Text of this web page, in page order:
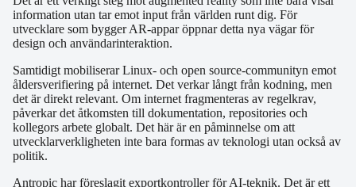
information utan tar emot input från världen runt dig. För
utvecklare som bygger AR-appar öppnar detta nya vägar för
design och användarinteraktion.
Samtidigt mobiliserar Linux- och open source-communityn emot
åldersverifiering på internet. Det verkar långt från kodning, men
det är direkt relevant. Om internet fragmenteras av regelkrav,
påverkar det åtkomsten till dokumentation, repositories och
kollegors arbete globalt. Det här är en påminnelse om att
utvecklarverkligheten inte bara formas av teknologi utan också av
politik.
Antropic har föreslagit exportkontroller för AI-teknik. Det är ett